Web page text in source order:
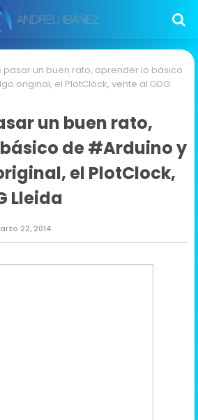
pasar un buen rato, aprender lo básico
original, el PlotClock, vente al GDG
un buen rato,
de #Arduino y
el PlotClock,
Lleida
22, 2014